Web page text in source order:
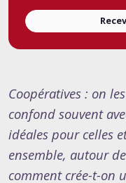
Coopératives : on
confond souvent
idéales pour celles
ensemble, autour
comment crée-t-on